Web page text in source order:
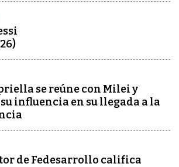
se reúne con Milei y
influencia en su llegada a la
de Fedesarrollo califica